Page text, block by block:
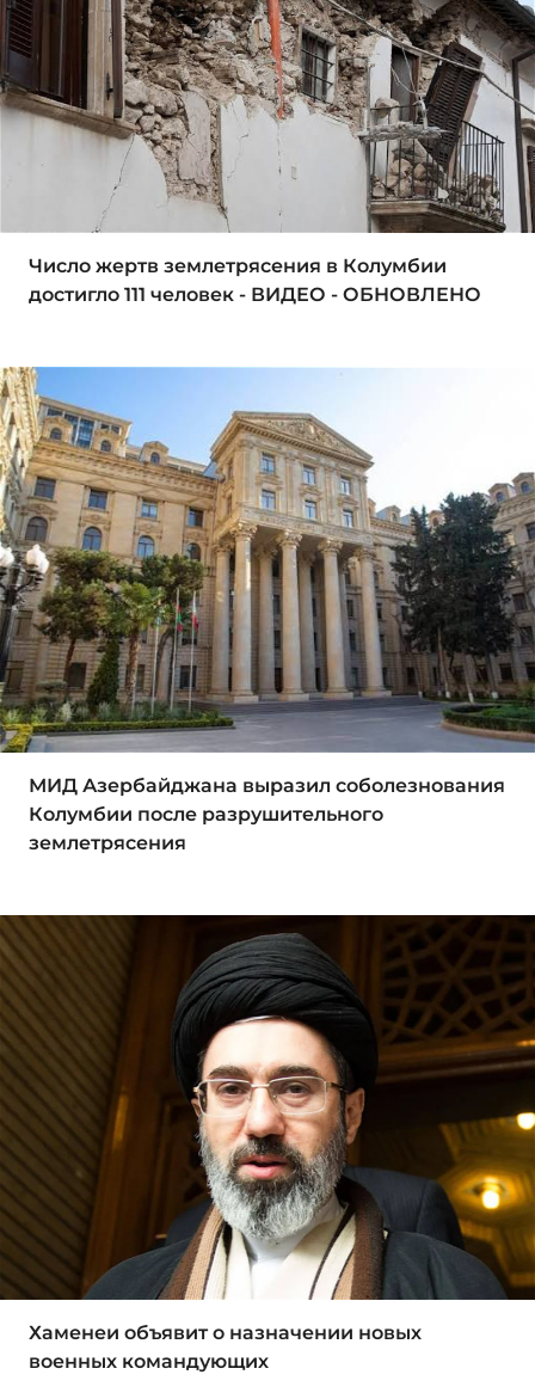
Число жертв землетрясения в Колумбии
достигло 111 человек - ВИДЕО - ОБНОВЛЕНО
МИД Азербайджана выразил соболезнования
Колумбии после разрушительного
землетрясения
Хаменеи объявит о назначении новых
военных командующих